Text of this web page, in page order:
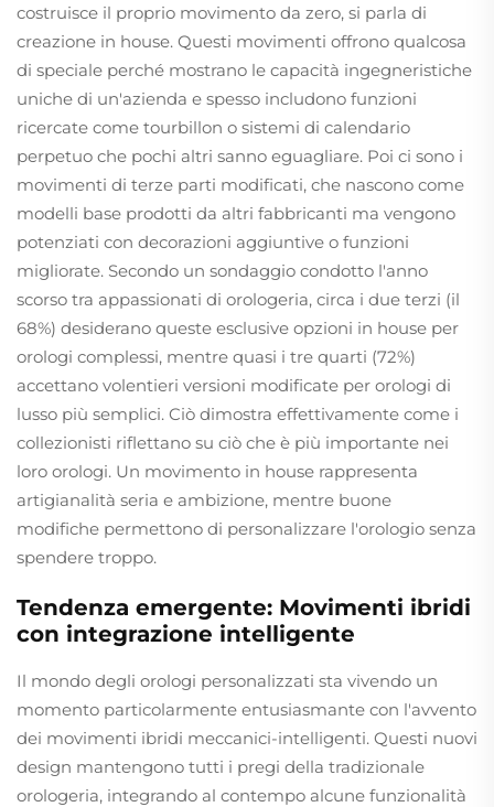
costruisce il proprio movimento da zero, si parla di
creazione in house. Questi movimenti offrono qualcosa
di speciale perché mostrano le capacità ingegneristiche
uniche di un'azienda e spesso includono funzioni
ricercate come tourbillon o sistemi di calendario
perpetuo che pochi altri sanno eguagliare. Poi ci sono i
movimenti di terze parti modificati, che nascono come
modelli base prodotti da altri fabbricanti ma vengono
potenziati con decorazioni aggiuntive o funzioni
migliorate. Secondo un sondaggio condotto l'anno
scorso tra appassionati di orologeria, circa i due terzi (il
68%) desiderano queste esclusive opzioni in house per
orologi complessi, mentre quasi i tre quarti (72%)
accettano volentieri versioni modificate per orologi di
lusso più semplici. Ciò dimostra effettivamente come i
collezionisti riflettano su ciò che è più importante nei
loro orologi. Un movimento in house rappresenta
artigianalità seria e ambizione, mentre buone
modifiche permettono di personalizzare l'orologio senza
spendere troppo.
Tendenza emergente: Movimenti ibridi
con integrazione intelligente
Il mondo degli orologi personalizzati sta vivendo un
momento particolarmente entusiasmante con l'avvento
dei movimenti ibridi meccanici-intelligenti. Questi nuovi
design mantengono tutti i pregi della tradizionale
orologeria, integrando al contempo alcune funzionalità